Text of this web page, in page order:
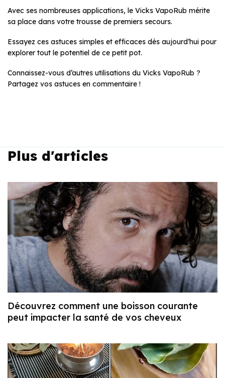
Avec ses nombreuses applications, le Vicks VapoRub mérite
sa place dans votre trousse de premiers secours.
Essayez ces astuces simples et efficaces dès aujourd’hui pour
explorer tout le potentiel de ce petit pot.
Connaissez-vous d’autres utilisations du Vicks VapoRub ?
Partagez vos astuces en commentaire !
Plus d'articles
Découvrez comment une boisson courante
peut impacter la santé de vos cheveux